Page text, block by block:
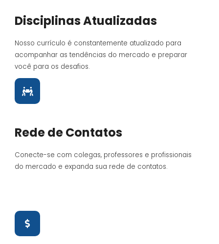
Disciplinas Atualizadas
Nosso currículo é constantemente atualizado para
acompanhar as tendências do mercado e preparar
você para os desafios.
Rede de Contatos
Conecte-se com colegas, professores e profissionais
do mercado e expanda sua rede de contatos.